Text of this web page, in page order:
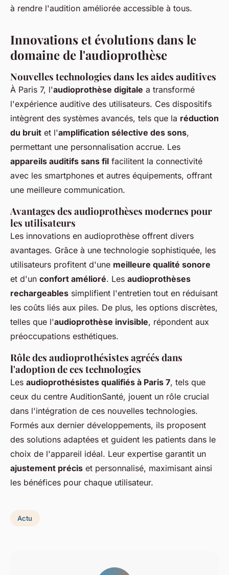
à rendre l'audition améliorée accessible à tous.
Innovations et évolutions dans le
domaine de l'audioprothèse
Nouvelles technologies dans les aides auditives
À Paris 7, l'audioprothèse digitale a transformé
l'expérience auditive des utilisateurs. Ces dispositifs
intègrent des systèmes avancés, tels que la réduction
du bruit et l'amplification sélective des sons,
permettant une personnalisation accrue. Les
appareils auditifs sans fil facilitent la connectivité
avec les smartphones et autres équipements, offrant
une meilleure communication.
Avantages des audioprothèses modernes pour
les utilisateurs
Les innovations en audioprothèse offrent divers
avantages. Grâce à une technologie sophistiquée, les
utilisateurs profitent d'une meilleure qualité sonore
et d'un confort amélioré. Les audioprothèses
rechargeables simplifient l'entretien tout en réduisant
les coûts liés aux piles. De plus, les options discrètes,
telles que l'audioprothèse invisible, répondent aux
préoccupations esthétiques.
Rôle des audioprothésistes agréés dans
l'adoption de ces technologies
Les audioprothésistes qualifiés à Paris 7, tels que
ceux du centre AuditionSanté, jouent un rôle crucial
dans l'intégration de ces nouvelles technologies.
Formés aux dernier développements, ils proposent
des solutions adaptées et guident les patients dans le
choix de l'appareil idéal. Leur expertise garantit un
ajustement précis et personnalisé, maximisant ainsi
les bénéfices pour chaque utilisateur.
Actu